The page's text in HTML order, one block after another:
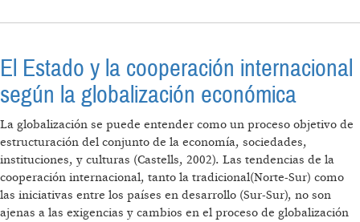
FRÍA
El Estado y la cooperación internacional
según la globalización económica
La globalización se puede entender como un proceso objetivo de
estructuración del conjunto de la economía, sociedades,
instituciones, y culturas (Castells, 2002). Las tendencias de la
cooperación internacional, tanto la tradicional(Norte-Sur) como
las iniciativas entre los países en desarrollo (Sur-Sur), no son
ajenas a las exigencias y cambios en el proceso de globalización